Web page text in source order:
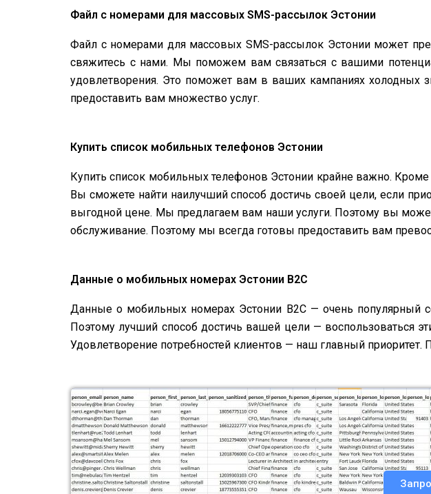
Файл с номерами для массовых SMS-рассылок Эстонии
Файл с номерами для массовых SMS-рассылок Эстонии может
свяжитесь с нами. Мы поможем вам связаться с вашими
удовлетворения. Это поможет вам в ваших кампаниях холодных
предоставить вам множество услуг.
Купить список мобильных телефонов Эстонии
Купить список мобильных телефонов Эстонии крайне важно.
Вы сможете найти наилучший способ достичь своей цели, если
выгодной цене. Мы предлагаем вам наши услуги. Поэтому вы
обслуживание. Поэтому мы всегда готовы предоставить вам
Данные о мобильных номерах Эстонии B2C
Данные о мобильных номерах Эстонии B2C — очень
Поэтому лучший способ достичь вашей цели — воспользоваться
Удовлетворение потребностей клиентов — наш главный